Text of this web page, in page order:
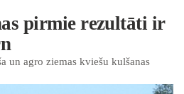
pirmie rezultāti ir
un agro ziemas kviešu kulšanas